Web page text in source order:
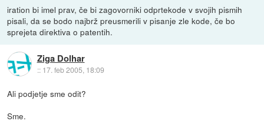
iration bi imel prav, če bi zagovorniki odprtekode v svojih pismih
pisali, da se bodo najbrž preusmerili v pisanje zle kode, če bo
sprejeta direktiva o patentih.
Ziga Dolhar
:: 17. feb 2005, 18:09
Ali podjetje sme odit?
Sme.